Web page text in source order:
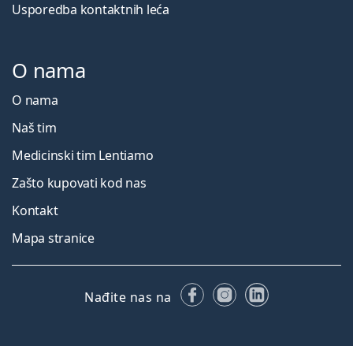
Usporedba kontaktnih leća
O nama
O nama
Naš tim
Medicinski tim Lentiamo
Zašto kupovati kod nas
Kontakt
Mapa stranice
Nađite nas na FacebookuInstagramu
LinkedIn